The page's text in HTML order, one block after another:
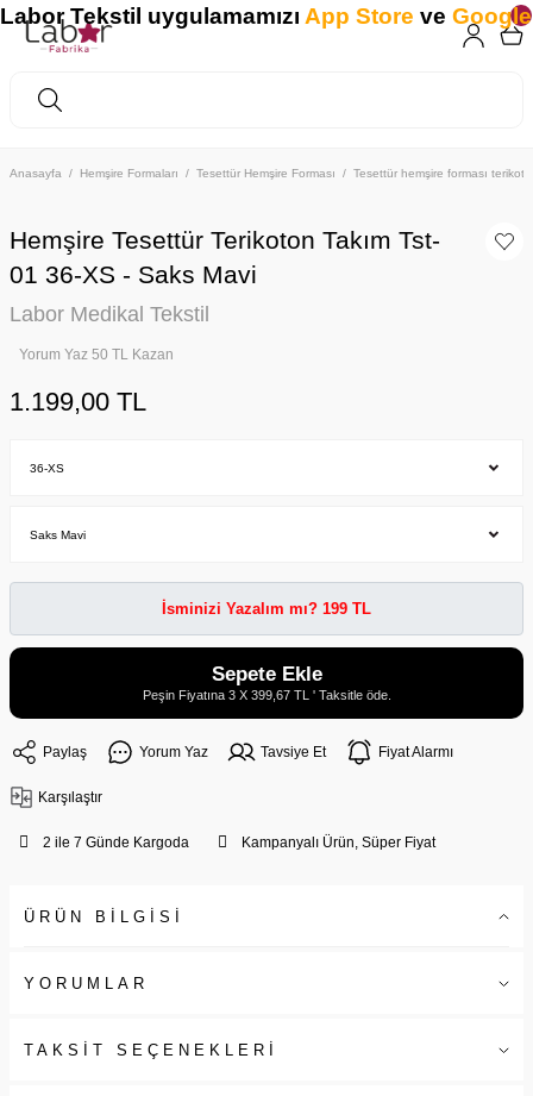
Anasayfa Hemşire Formaları Tesettür Hemşire Forması Tesettür hemşire forması
Hemşire Tesettür Terikoton Takım Tst-
01 36-XS - Saks Mavi
Labor Medikal Tekstil
Yorum Yaz 50 TL Kazan
1.199,00 TL
İsminizi Yazalım mı? 199 TL
Sepete Ekle
Peşin Fiyatına 3 X 399,67 TL ' Taksitle öde.
Paylaş Yorum Yaz Tavsiye Et Fiyat Alarmı
Karşılaştır
2 ile 7 Günde Kargoda Kampanyalı Ürün, Süper Fiyat
ÜRÜN BİLGİSİ
YORUMLAR
TAKSİT SEÇENEKLERİ
Tekstil uygulamamızıApp StoreveGoogle